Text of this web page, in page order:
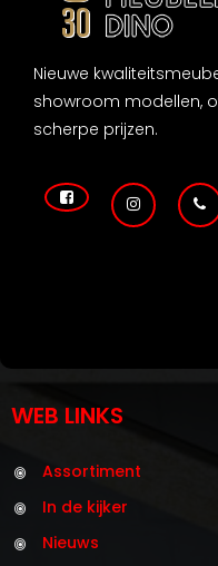
Nieuwe
showroom modellen,
scherpe prijzen.
WEB LINKS
Assortiment
In de kijker
Nieuws